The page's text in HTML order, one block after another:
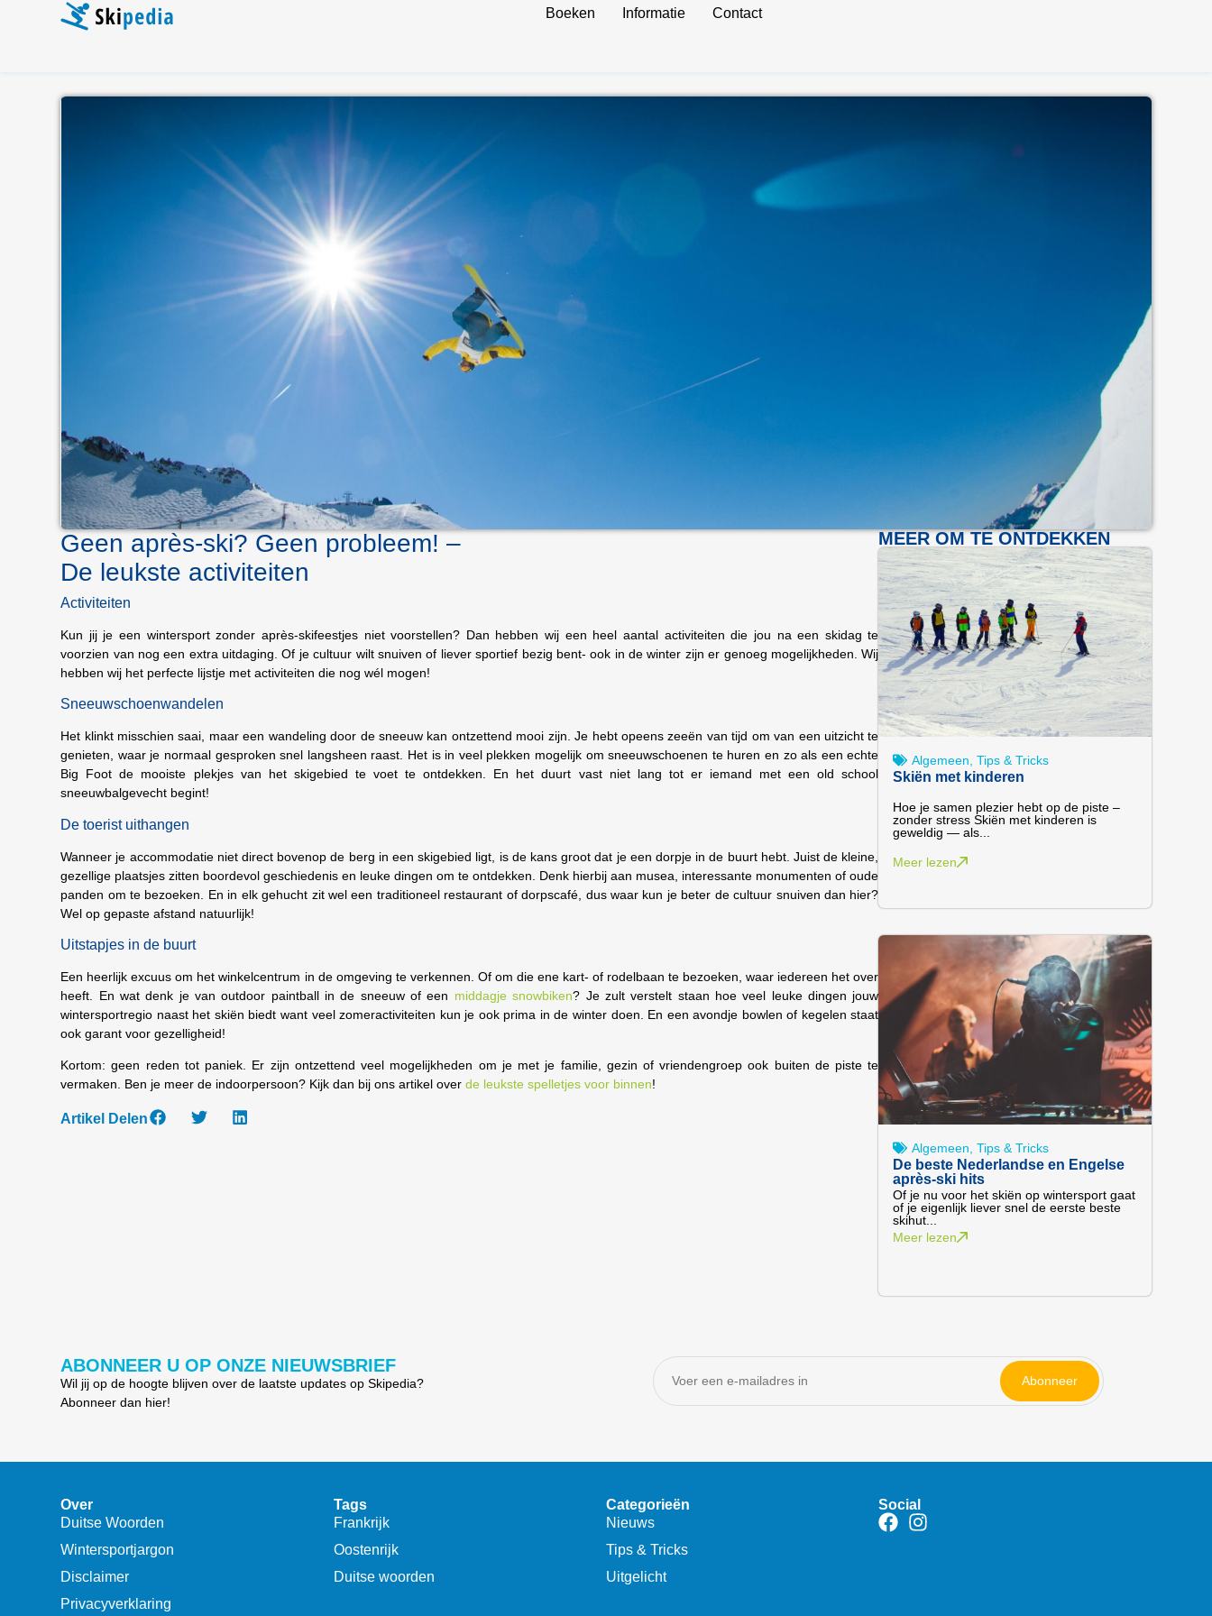
Boeken Informatie Contact
Geen après-ski? Geen probleem! –
De leukste activiteiten
Activiteiten
Kun jij je een wintersport zonder après-skifeestjes niet voorstellen? Dan hebben wij een heel aantal activiteiten die jou na een skidag te
voorzien van nog een extra uitdaging. Of je cultuur wilt snuiven of liever sportief bezig bent- ook in de winter zijn er genoeg mogelijkheden. Wij
hebben wij het perfecte lijstje met activiteiten die nog wél mogen!
Sneeuwschoenwandelen
Het klinkt misschien saai, maar een wandeling door de sneeuw kan ontzettend mooi zijn. Je hebt opeens zeeën van tijd om van een uitzicht te
genieten, waar je normaal gesproken snel langsheen raast. Het is in veel plekken mogelijk om sneeuwschoenen te huren en zo als een echte
Big Foot de mooiste plekjes van het skigebied te voet te ontdekken. En het duurt vast niet lang tot er iemand met een old school
sneeuwbalgevecht begint!
De toerist uithangen
Wanneer je accommodatie niet direct bovenop de berg in een skigebied ligt, is de kans groot dat je een dorpje in de buurt hebt. Juist de kleine,
gezellige plaatsjes zitten boordevol geschiedenis en leuke dingen om te ontdekken. Denk hierbij aan musea, interessante monumenten of oude
panden om te bezoeken. En in elk gehucht zit wel een traditioneel restaurant of dorpscafé, dus waar kun je beter de cultuur snuiven dan hier?
Wel op gepaste afstand natuurlijk!
Uitstapjes in de buurt
Een heerlijk excuus om het winkelcentrum in de omgeving te verkennen. Of om die ene kart- of rodelbaante bezoeken, waar iedereen het over
heeft. En wat denk je van outdoor paintball in de sneeuw of een middagje snowbiken? Je zult verstelt staan hoe veel leuke dingen jouw
wintersportregio naast het skiën biedt want veel zomeractiviteiten kun je ook prima in de winter doen. En een avondje bowlen of kegelen staat
ook garant voor gezelligheid!
Kortom: geen reden tot paniek. Er zijn ontzettend veel mogelijkheden om je met je familie, gezin of vriendengroep ook buiten de piste te
vermaken. Ben je meer de indoorpersoon? Kijk dan bij ons artikel overde leukste spelletjesvoor binnen!
Artikel Delen
MEER OM TE ONTDEKKEN
Algemeen ,Tips & Tricks
Skiën met kinderen
Hoe je samen plezier hebt op de piste –
zonder stress Skiën met kinderen is
geweldig — als...
Meer lezen
Algemeen ,Tips & Tricks
De beste Nederlandse en Engelse
après-ski hits
Of je nu voor het skiën op wintersport gaat
of je eigenlijk liever snel de eerste beste
skihut...
Meer lezen
ABONNEER U OP ONZE NIEUWSBRIEF
Wil jij op de hoogte blijven over de laatste updates op Skipedia?
Abonneer dan hier!
Abonneer
Over
Duitse Woorden
Wintersportjargon
Disclaimer
Privacyverklaring
Tags
Frankrijk
Oostenrijk
Duitse woorden
Categorieën
Nieuws
Tips & Tricks
Uitgelicht
Social